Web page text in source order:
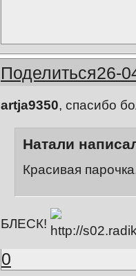
Поделиться26-
artja9350, спасибо
Натали
Красивая
БЛЕСК!
0